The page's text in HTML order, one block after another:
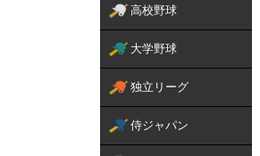
高校野球
大学野球
独立リーグ
侍ジャパン